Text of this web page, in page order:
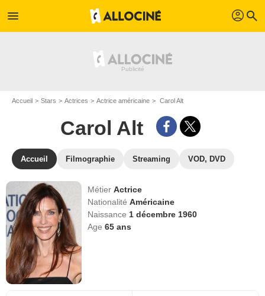
menu profil search
Accueil Stars Actrices Actrice américaine Carol Alt
Carol Alt
Accueil Filmographie Streaming VOD, DVD
MétierActrice
NationalitéAméricaine
Naissance 1 décembre 1960
Age65 ans